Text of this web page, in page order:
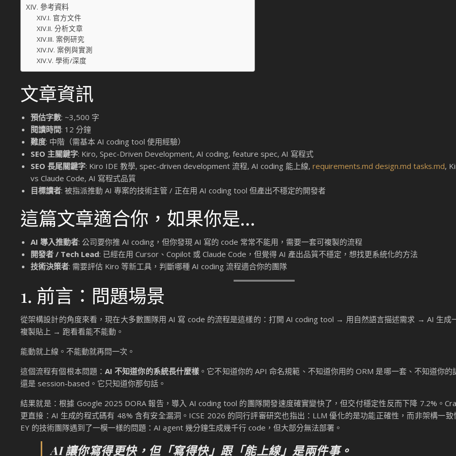
參考資料
官方文件
分析文章
案例研究
案例與實測
學術/深度
文章資訊
預估字數: ~3,500 字
閱讀時間: 12 分鐘
難度: 中階（需基本 AI coding tool 使用經驗）
SEO 主關鍵字: Kiro, Spec-Driven Development, AI coding, feature spec, AI 寫程式
SEO 長尾關鍵字: Kiro IDE 教學, spec-driven development 流程, AI coding 能上線, requirements.md design.md tasks.md,
vs Claude Code, AI 寫程式品質
目標讀者: 被指派推動 AI 專案的技術主管 / 正在用 AI coding tool 但產出不穩定的開發者
這篇文章適合你，如果你是…
AI 導入推動者: 公司要你推 AI coding，但你發現 AI 寫的 code 常常不能用，需要一套可複製的流程
開發者 / Tech Lead: 已經在用 Cursor、Copilot 或 Claude Code，但覺得 AI 產出品質不穩定，想找更系統化的方法
技術決策者: 需要評估 Kiro 等新工具，判斷哪種 AI coding 流程適合你的團隊
1. 前言：問題場景
從架構設計的角度來看，現在大多數團隊用 AI 寫 code 的流程是這樣的：打開 AI coding tool → 用自然語言描述需求 → AI 生
複製貼上 → 跑看看能不能動。
能動就上線。不能動就再問一次。
這個流程有個根本問題：AI 不知道你的系統長什麼樣 。它不知道你的 API 命名規範、不知道你用的 ORM 是哪一套、不知道你的
還是 session-based。它只知道你那句話。
結果就是：根據 Google 2025 DORA 報告，導入 AI coding tool 的團隊開發速度確實變快了，但交付穩定性反而下降 7.2%。
更直接：AI 生成的程式碼有 48% 含有安全漏洞。ICSE 2026 的同行評審研究也指出：LLM 優化的是功能正確性，而非架構一
EY 的技術團隊遇到了一模一樣的問題：AI agent 幾分鐘生成幾千行 code，但大部分無法部署。
AI 讓你寫得更快，但「寫得快」跟「能上線」是兩件事。